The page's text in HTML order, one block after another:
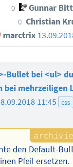
0 Gunnar
0 Christian
marctrix
Bullet bei <ul>
bei mehrzeiligen
11:45 css
den Default-
Pfeil ersetzen.